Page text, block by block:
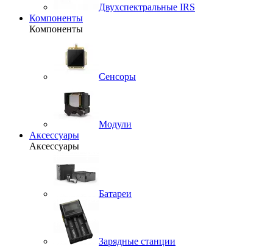
Двухспектральные IRS
Компоненты
Компоненты
Сенсоры
Модули
Аксессуары
Аксессуары
Батареи
Зарядные станции